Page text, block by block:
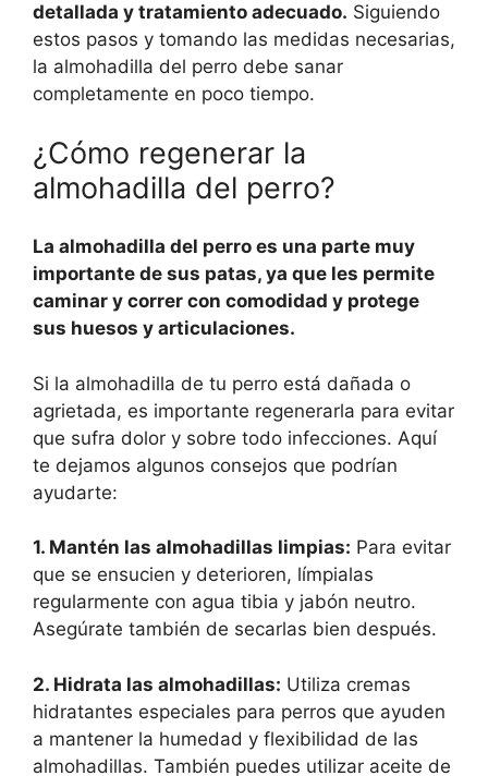
detallada y tratamiento adecuado. Siguiendo
estos pasos y tomando las medidas necesarias,
la almohadilla del perro debe sanar
completamente en poco tiempo.
¿Cómo regenerar la
almohadilla del perro?
La almohadilla del perro es una parte muy
importante de sus patas, ya que les permite
caminar y correr con comodidad y protege
sus huesos y articulaciones.
Si la almohadilla de tu perro está dañada o
agrietada, es importante regenerarla para evitar
que sufra dolor y sobre todo infecciones. Aquí
te dejamos algunos consejos que podrían
ayudarte:
1. Mantén las almohadillas limpias: Para evitar
que se ensucien y deterioren, límpialas
regularmente con agua tibia y jabón neutro.
Asegúrate también de secarlas bien después.
2. Hidrata las almohadillas: Utiliza cremas
hidratantes especiales para perros que ayuden
a mantener la humedad y flexibilidad de las
almohadillas. También puedes utilizar aceite de